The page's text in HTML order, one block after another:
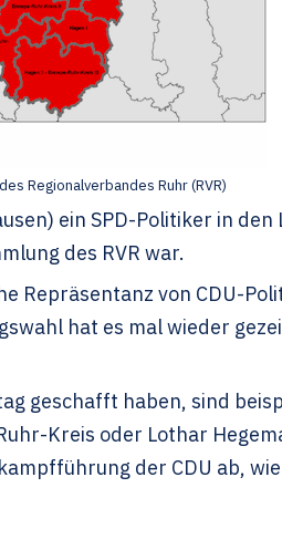
Regionalverbandes Ruhr (RVR)
ein SPD-Politiker in den
des RVR war.
Repräsentanz von CDU-
hat es mal wieder
geschafft haben, sind
Kreis oder Lothar
der CDU ab,